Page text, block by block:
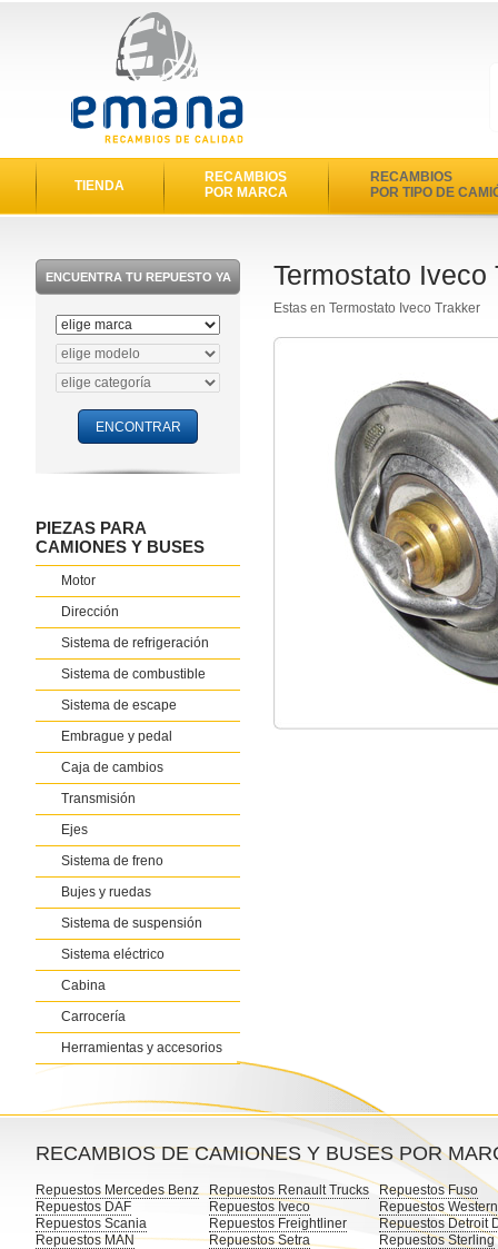
TIENDA
RECAMBIOS
POR MARCA
RECAMBIOS
POR TIPO DE
ENCUENTRA TU REPUESTO YA
PIEZAS PARA
CAMIONES Y BUSES
Motor
Dirección
Sistema de refrigeración
Sistema de combustible
Sistema de escape
Embrague y pedal
Caja de cambios
Transmisión
Ejes
Sistema de freno
Bujes y ruedas
Sistema de suspensión
Sistema eléctrico
Cabina
Carrocería
Herramientas y accesorios
Termostato Iveco
Estas en Termostato Iveco Trakker
RECAMBIOS DE CAMIONES Y BUSES POR
Repuestos Mercedes Benz
Repuestos DAF
Repuestos Scania
Repuestos MAN
Repuestos Renault Trucks
Repuestos Iveco
Repuestos Freightliner
Repuestos Setra
Repuestos Fuso
Repuestos
Repuestos Detroit
Repuestos Sterling